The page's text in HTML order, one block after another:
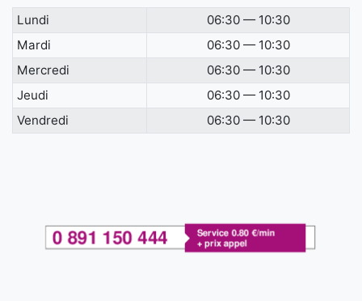
Lundi
06:30 — 10:30
Mardi
06:30 — 10:30
Mercredi
06:30 — 10:30
Jeudi
06:30 — 10:30
Vendredi
06:30 — 10:30